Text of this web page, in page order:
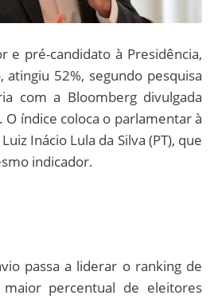
e pré-candidato à Presidência,
atingiu 52%, segundo pesquisa
com a Bloomberg divulgada
índice coloca o parlamentar à
Inácio Lula da Silva (PT), que
indicador.
passa a liderar o ranking de
maior percentual de eleitores